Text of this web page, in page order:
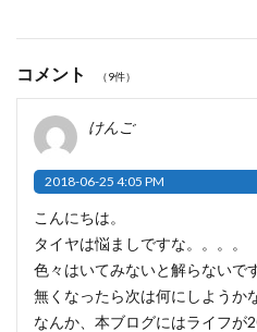
コメント （9件）
けんご
2018-06-25 4:05 PM
こんにちは。
タイヤは悩ましですな。。。。
色々はいてみないと解らないで
無くなったら次は何にしようか
なんか、本ブログにはライフが